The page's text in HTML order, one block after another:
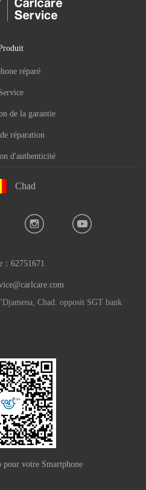
réparé
de la garantie
réparation
d'authenticité
Chad
62751671
Chad. opposit SGT bank
votre Smartphone